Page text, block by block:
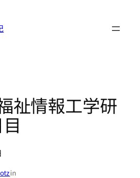
祉情報工学研
in